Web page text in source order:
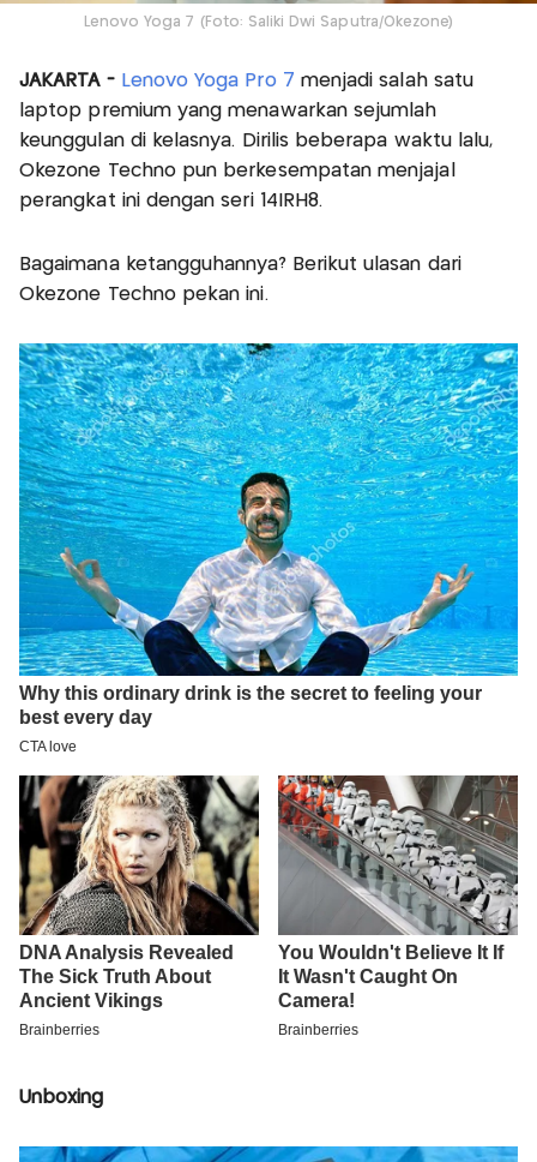
Lenovo Yoga 7 (Foto: Saliki Dwi Saputra/Okezone)
JAKARTA - Lenovo Yoga Pro 7 menjadi salah satu
laptop premium yang menawarkan sejumlah
keunggulan di kelasnya. Dirilis beberapa waktu lalu,
Okezone Techno pun berkesempatan menjajal
perangkat ini dengan seri 14IRH8.
Bagaimana ketangguhannya? Berikut ulasan dari
Okezone Techno pekan ini.
Unboxing